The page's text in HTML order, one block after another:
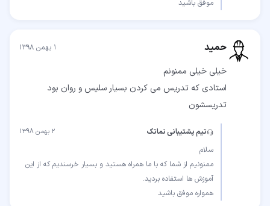
موفق باشید
حمید ۱ بهمن ۱۳۹۸
استادی که تدریس می کردن بسیار سلیس و روان بود
تدریسشون
تیم پشتیبانی نماتک ۲ بهمن ۱۳۹۸
ممنونیم از شما که با ما همراه هستید و بسیار خرسندیم که از این
همواره موفق باشید